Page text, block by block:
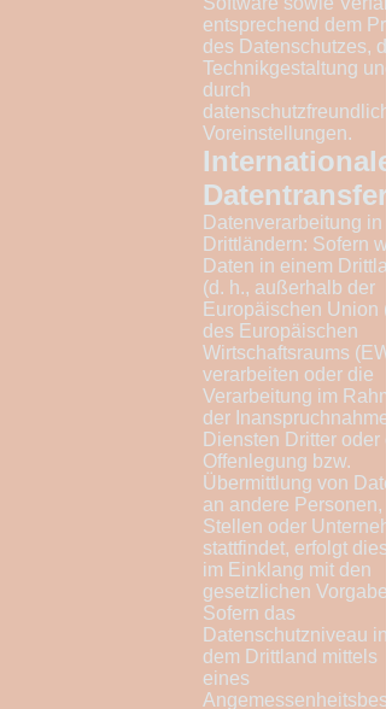
entsprechend dem
des Datenschutzes,
Technikgestaltung und
durch
Voreinstellungen.
Internationale
Datenverarbeitung in
Drittländern: Sofern
Daten in einem
(d. h., außerhalb der
Europäischen Union
des Europäischen
Wirtschaftsraums
verarbeiten oder die
Verarbeitung im
der Inanspruchnahme
Diensten Dritter oder
Offenlegung bzw.
Übermittlung von
an andere Personen,
Stellen oder
stattfindet, erfolgt dies
im Einklang mit den
gesetzlichen
Sofern das
Datenschutzniveau in
dem Drittland mittels
eines